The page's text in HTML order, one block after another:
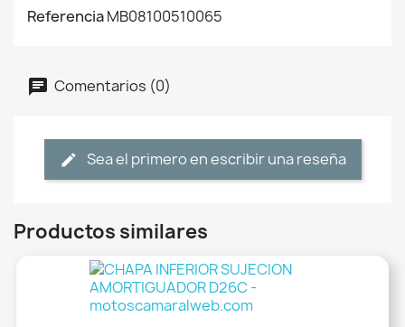
ReferenciaMB08100510065
Comentarios (0)
Sea el primero en escribir una reseña
Productos similares